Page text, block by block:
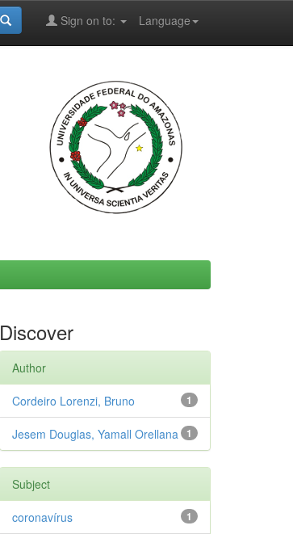
Language
Sign on to:
Discover
Author
1
Cordeiro Lorenzi, Bruno
1
Jesem Douglas, Yamall Orellana
Subject
1
coronavírus